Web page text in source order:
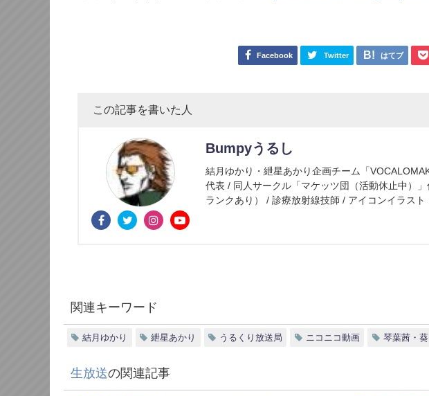
Facebook Twitter はてブ
この記事を書いた人
Bumpyうるし
結月ゆかり・紲星あかり企画チーム「
代表 / 同人サークル「マケッツ団（活動休止中）
ランクあり） / 診療放射線技師 / アイコンイラス
関連キーワード
結月ゆかり 紲星あかり うるくり放送局 ニコニコ動画 琴葉茜・葵
生放送の関連記事